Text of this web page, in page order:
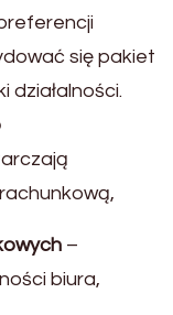
się pakiet
działalności.
–
biura,